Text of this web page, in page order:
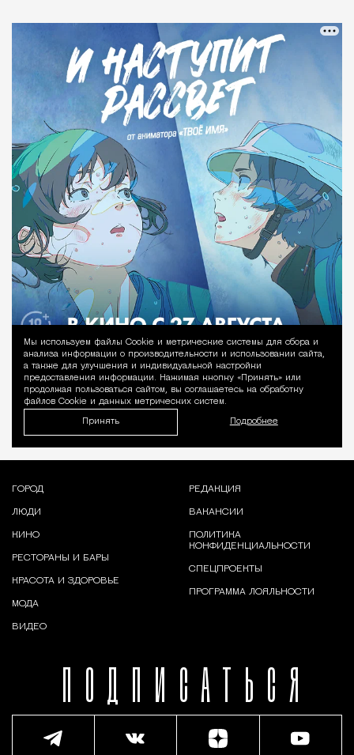
Уведомление
Мы используем файлы Сookie и метрические системы для сбора и
анализа информации о производительности и использовании сайта,
а также для улучшения и индивидуальной настройки
предоставления информации. Нажимая кнопку «Принять» или
продолжая пользоваться сайтом, вы соглашаетесь на обработку
файлов Cookie и данных метрических систем.
Принять Подробнее
ПОДПИСАТЬСЯ
ГОРОД
ЛЮДИ
КИНО
РЕСТОРАНЫ И БАРЫ
КРАСОТА И ЗДОРОВЬЕ
МОДА
ВИДЕО
РЕДАКЦИЯ
ВАКАНСИИ
ПОЛИТИКА
КОНФИДЕНЦИАЛЬНОСТИ
СПЕЦПРОЕКТЫ
ПРОГРАММА ЛОЯЛЬНОСТИ